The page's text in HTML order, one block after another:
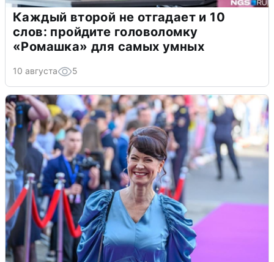
Каждый второй не отгадает и 10
слов: пройдите головоломку
«Ромашка» для самых умных
10 августа 5